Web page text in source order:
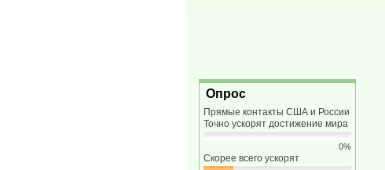
Опрос
Прямые контакты США и России
Точно ускорят достижение мира
0%
Скорее всего ускорят